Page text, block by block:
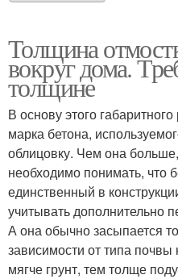
Толщина
вокруг дома.
толщине
В основу этого
марка бетона,
облицовку. Чем она
необходимо понимать, что
единственный в
учитывать дополнительно
А она обычно засыпается
зависимости от типа
мягче грунт, тем толще